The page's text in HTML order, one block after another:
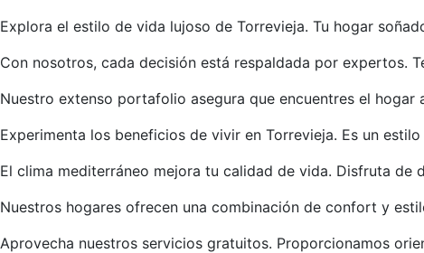
Explora el estilo de vida lujoso de Torrevieja. Tu hogar
Con nosotros, cada decisión está respaldada por expertos.
Nuestro extenso portafolio asegura que encuentres el hogar
Experimenta los beneficios de vivir en Torrevieja. Es un
El clima mediterráneo mejora tu calidad de vida. Disfruta de
Nuestros hogares ofrecen una combinación de confort y
Aprovecha nuestros servicios gratuitos. Proporcionamos